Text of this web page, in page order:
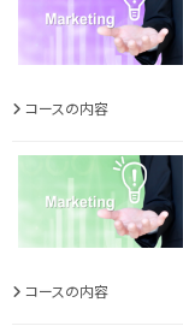
コースの内容
コースの内容